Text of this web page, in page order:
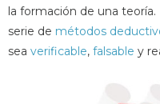
la formación de una
serie de métodos
sea verificable, falsable y